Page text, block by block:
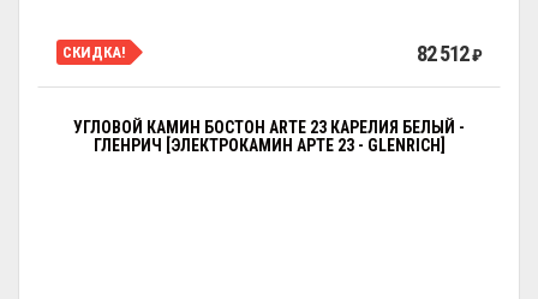
СКИДКА! 82 512₽
УГЛОВОЙ КАМИН БОСТОН ARTE 23 КАРЕЛИЯ БЕЛЫЙ -
ГЛЕНРИЧ [ЭЛЕКТРОКАМИН АРТЕ 23 - GLENRICH]